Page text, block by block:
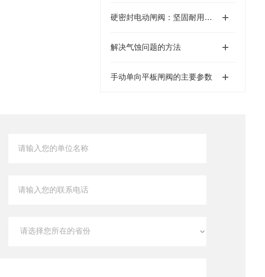
硬密封电动闸阀：坚固耐用的流体控制解决方案
解决气蚀问题的方法
手动单向平板闸阀的主要参数